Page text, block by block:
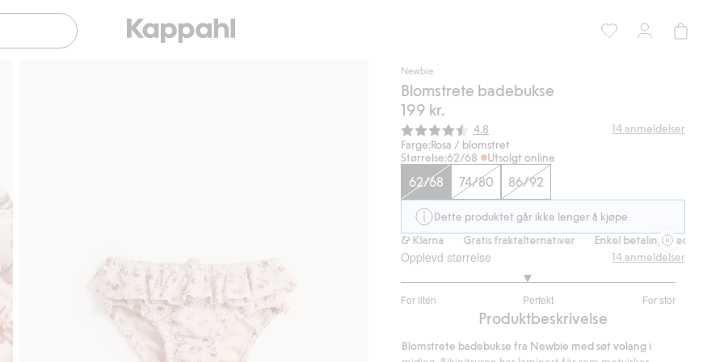
Newbie
Blomstrete badebukse
199 kr.
Gjennomsnittskarakter:
4.8 14anmeldelser
Farge:Rosa / blomstret
Størrelse:62/68 Utsolgt online
62/68 74/80 86/92
Dette produktet går ikke lenger å kjøpe
Enkel betaling med Vipps & Klarna Gratis fraktalternativer Enkel betaling med Vipps &
Opplevd størrelse
For liten Perfekt For stor
av
13
14anmeldelser
Produktbeskrivelse
Blomstrete badebukse fra Newbie med søt volang i